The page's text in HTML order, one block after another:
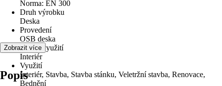
Norma: EN 300
Druh výrobku
Deska
Provedení
OSB deska
Oblast využití
Interiér
Využití
Interiér, Stavba, Stavba stánku, Veletržní stavba, Renovace,
Bednění
Zobrazit více
Popis